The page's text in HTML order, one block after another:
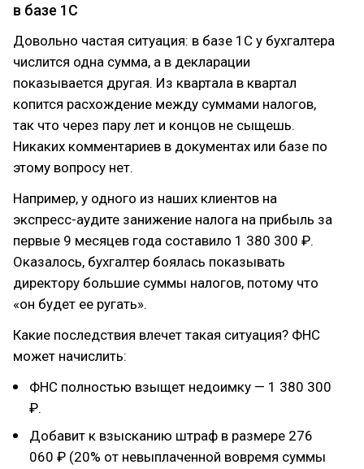
в базе 1С
Довольно частая ситуация: в базе 1С у бухгалтера
числится одна сумма, а в декларации
показывается другая. Из квартала в квартал
копится расхождение между суммами налогов,
так что через пару лет и концов не сыщешь.
Никаких комментариев в документах или базе по
этому вопросу нет.
Например, у одного из наших клиентов на
экспресс-аудите занижение налога на прибыль за
первые 9 месяцев года составило 1 380 300 ₽.
Оказалось, бухгалтер боялась показывать
директору большие суммы налогов, потому что
«он будет ее ругать».
Какие последствия влечет такая ситуация? ФНС
может начислить:
ФНС полностью взыщет недоимку — 1 380 300
₽.
Добавит к взысканию штраф в размере 276
060 ₽ (20% от невыплаченной вовремя суммы